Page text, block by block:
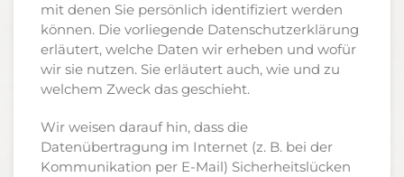
mit denen Sie persönlich identifiziert werden
können. Die vorliegende Datenschutzerklärung
erläutert, welche Daten wir erheben und wofür
wir sie nutzen. Sie erläutert auch, wie und zu
welchem Zweck das geschieht.
Wir weisen darauf hin, dass die
Datenübertragung im Internet (z. B. bei der
Kommunikation per E-Mail) Sicherheitslücken